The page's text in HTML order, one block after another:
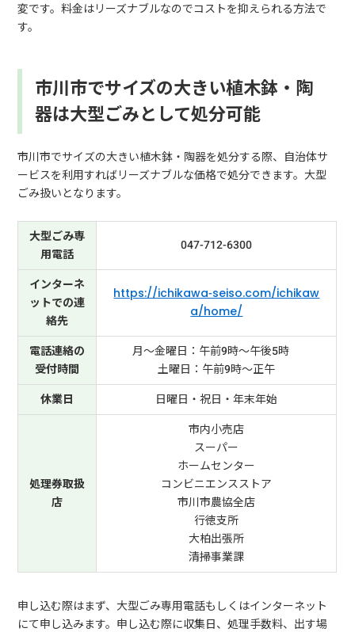
変です。料金はリーズナブルなのでコストを抑えられる方法で
す。
市川市でサイズの大きい植木鉢・陶
器は大型ごみとして処分可能
市川市でサイズの大きい植木鉢・陶器を処分する際、自治体サ
ービスを利用すればリーズナブルな価格で処分できます。大型
ごみ扱いとなります。
大型ごみ専
用電話
047-712-6300
インターネ
ットでの連
絡先
https://ichikawa-seiso.com/ichikaw
a/home/
電話連絡の
受付時間
月～金曜日：午前9時～午後5時
土曜日：午前9時～正午
休業日
日曜日・祝日・年末年始
処理券取扱
店
市内小売店
スーパー
ホームセンター
コンビニエンスストア
市川市農協全店
行徳支所
大柏出張所
清掃事業課
申し込む際はまず、大型ごみ専用電話もしくはインターネット
にて申し込みます。申し込む際に収集日、処理手数料、出す場